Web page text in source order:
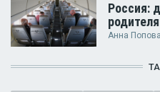
Россия:
Анна Попова